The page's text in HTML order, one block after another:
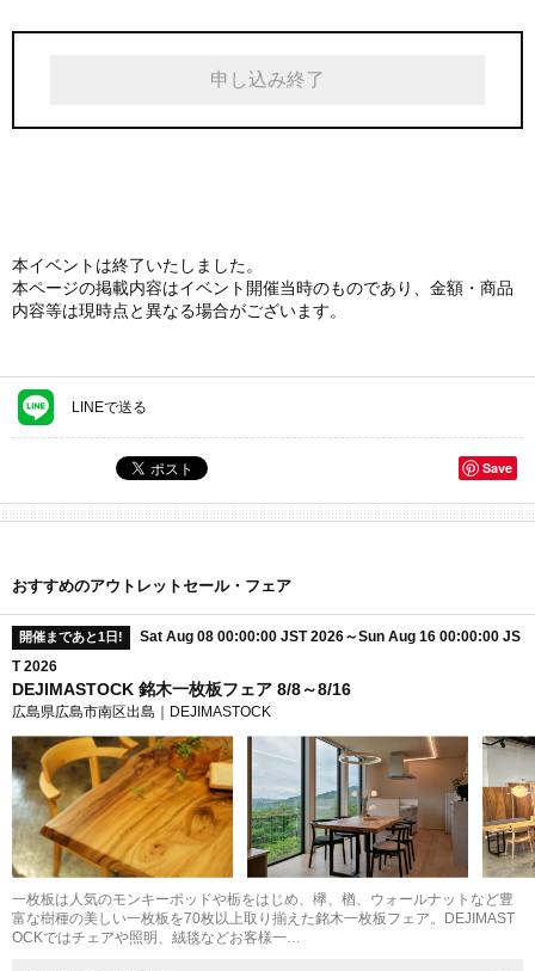
申し込み終了
本イベントは終了いたしました。
本ページの掲載内容はイベント開催当時のものであり、金額・商品
内容等は現時点と異なる場合がございます。
LINEで送る
Save
おすすめのアウトレットセール・フェア
開催まであと1日!
Sat Aug 08 00:00:00 JST 2026～Sun Aug 16 00:00:00 JS
T 2026
DEJIMASTOCK 銘木一枚板フェア 8/8～8/16
広島県広島市南区出島｜DEJIMASTOCK
一枚板は人気のモンキーポッドや栃をはじめ、欅、楢、ウォールナットなど豊
富な樹種の美しい一枚板を70枚以上取り揃えた銘木一枚板フェア。DEJIMAST
OCKではチェアや照明、絨毯などお客様一…